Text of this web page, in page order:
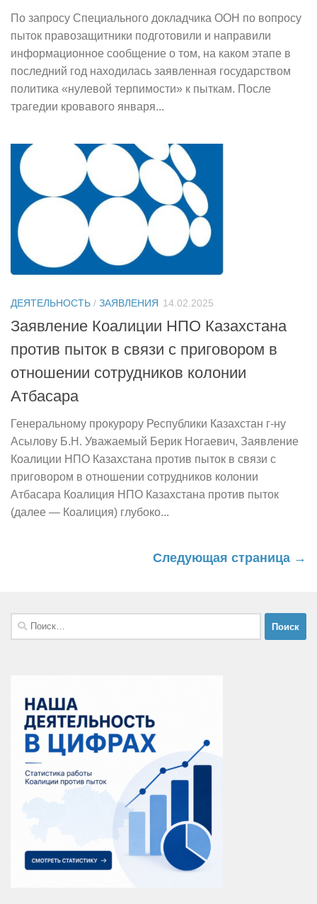
По запросу Специального докладчика ООН по вопросу
пыток правозащитники подготовили и направили
информационное сообщение о том, на каком этапе в
последний год находилась заявленная государством
политика «нулевой терпимости» к пыткам. После
трагедии кровавого января...
ДЕЯТЕЛЬНОСТЬ / ЗАЯВЛЕНИЯ 14.02.2025
Заявление Коалиции НПО Казахстана
против пыток в связи с приговором в
отношении сотрудников колонии
Атбасара
Генеральному прокурору Республики Казахстан г-ну
Асылову Б.Н. Уважаемый Берик Ногаевич, Заявление
Коалиции НПО Казахстана против пыток в связи с
приговором в отношении сотрудников колонии
Атбасара Коалиция НПО Казахстана против пыток
(далее — Коалиция) глубоко...
Следующая страница →
Найти: